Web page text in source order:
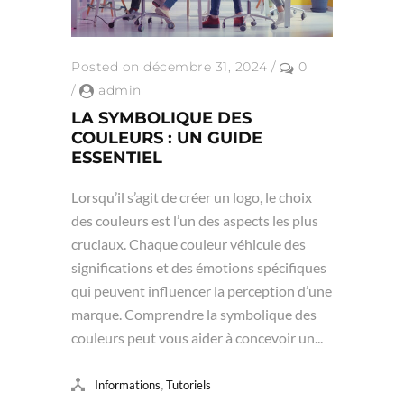
Posted on décembre 31, 2024 /
0
/
admin
LA SYMBOLIQUE DES
COULEURS : UN GUIDE
ESSENTIEL
Lorsqu’il s’agit de créer un logo, le choix
des couleurs est l’un des aspects les plus
cruciaux. Chaque couleur véhicule des
significations et des émotions spécifiques
qui peuvent influencer la perception d’une
marque. Comprendre la symbolique des
couleurs peut vous aider à concevoir un...
Informations,Tutoriels